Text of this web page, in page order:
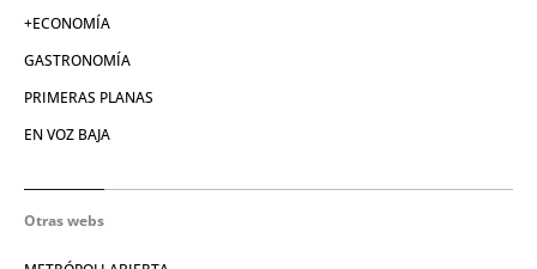
+ECONOMÍA
GASTRONOMÍA
PRIMERAS PLANAS
EN VOZ BAJA
Otras webs